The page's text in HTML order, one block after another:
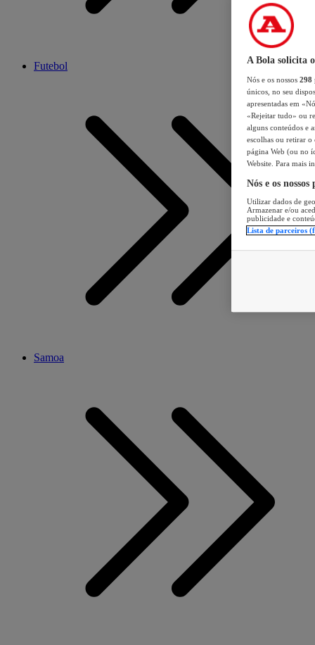
Futebol
Samoa
A Bola solicita
Nós e os nossos 298
únicos, no seu
apresentadas em
«Rejeitar tudo» ou
alguns conteúdos e
escolhas ou retirar
página Web (ou no
Website. Para mais
Nós e os
Utilizar dados de
Armazenar e/ou
publicidade e
Lista de parceiros